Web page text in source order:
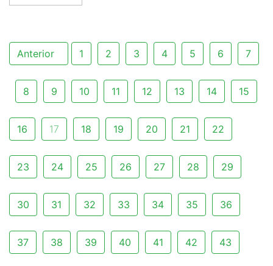
Anterior 1 2 3 4 5 6 7
8 9 10 11 12 13 14 15
16 17 18 19 20 21 22
23 24 25 26 27 28 29
30 31 32 33 34 35 36
37 38 39 40 41 42 43